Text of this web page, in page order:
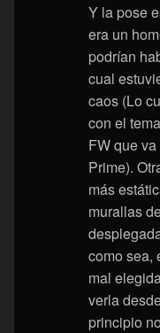
Y la pose
era un
podrían
cual
caos (Lo
con el
FW que
Prime).
más
murallas
como sea,
mal
verla
principio